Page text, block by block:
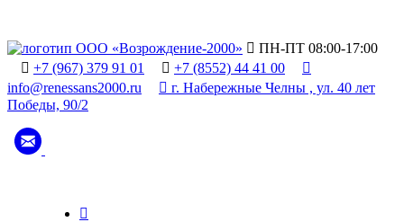
 ПН-ПТ 08:00-17:00
 +7 (967) 379 91 01  +7 (8552) 44 41 00

info@renessans2000.ru
 г. Набережные Челны , ул. 40 лет
Победы, 90/2
